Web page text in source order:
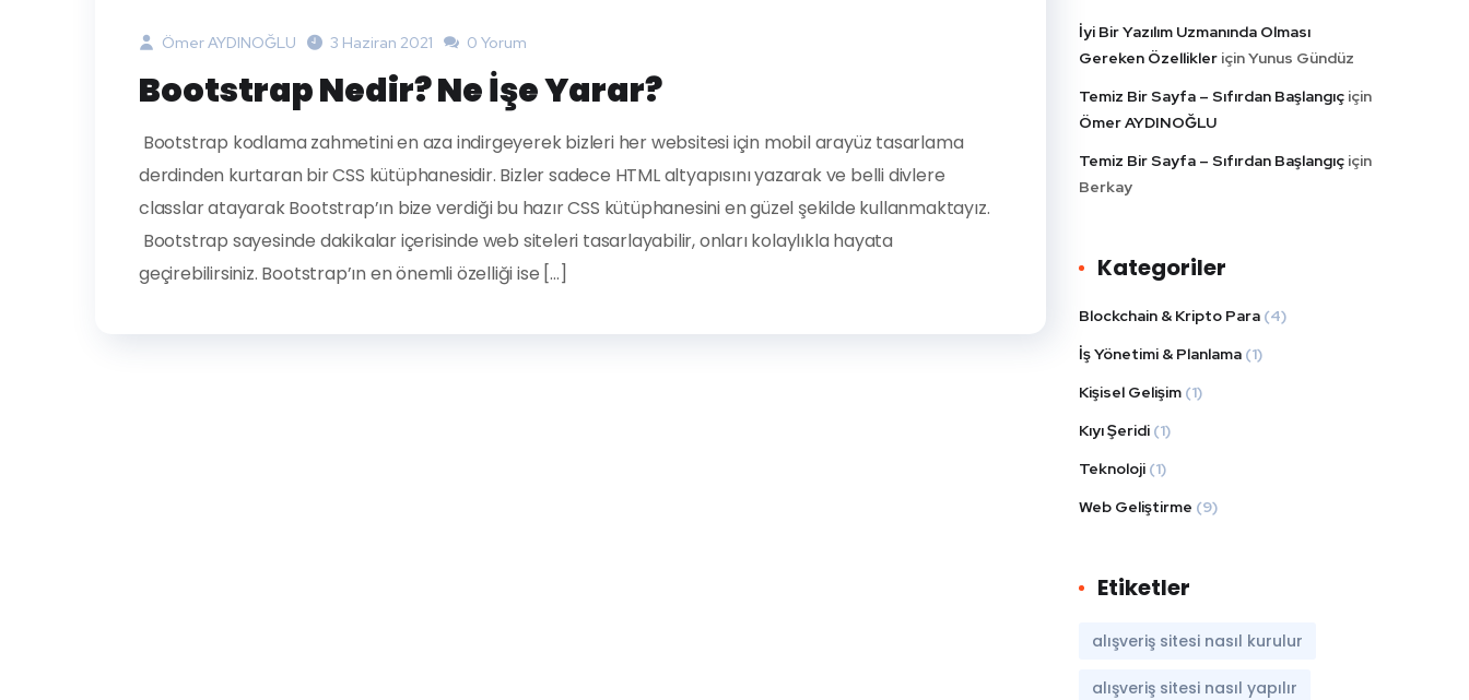
Ömer AYDINOĞLU 3 Haziran 2021 0 Yorum
Bootstrap Nedir? Ne İşe Yarar?
Bootstrap kodlama zahmetini en aza indirgeyerek bizleri her websitesi için mobil arayüz tasarlama
derdinden kurtaran bir CSS kütüphanesidir. Bizler sadece HTML altyapısını yazarak ve belli divlere
classlar atayarak Bootstrap’ın bize verdiği bu hazır CSS kütüphanesini en güzel şekilde kullanmaktayız.
Bootstrap sayesinde dakikalar içerisinde web siteleri tasarlayabilir, onları kolaylıkla hayata
geçirebilirsiniz. Bootstrap’ın en önemli özelliği ise […]
İyi Bir Yazılım Uzmanında Olması
Gereken Özellikler içinYunus Gündüz
Temiz Bir Sayfa – Sıfırdan Başlangıç için
Ömer AYDINOĞLU
Temiz Bir Sayfa – Sıfırdan Başlangıç için
Berkay
Kategoriler
Blockchain & Kripto Para (4)
İş Yönetimi & Planlama (1)
Kişisel Gelişim (1)
Kıyı Şeridi (1)
Teknoloji (1)
Web Geliştirme (9)
Etiketler
alışveriş sitesi nasıl kurulur
alışveriş sitesi nasıl yapılır